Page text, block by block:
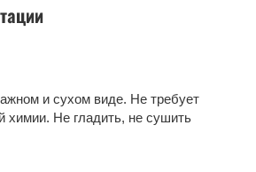
и сухом виде. Не требует
химии. Не гладить, не сушить